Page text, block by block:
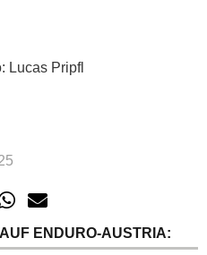
Lucas Pripfl
ENDURO-AUSTRIA: